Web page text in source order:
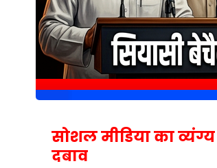
सोशल मीडिया का
दबाव